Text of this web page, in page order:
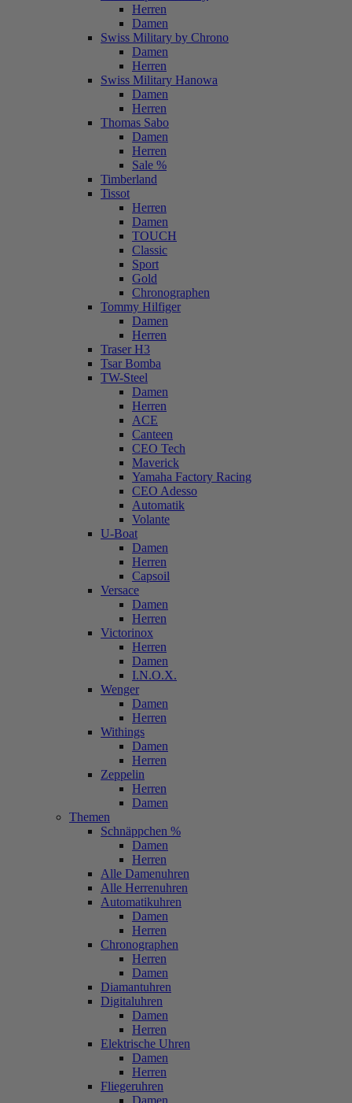
Herren
Damen
Swiss Military by Chrono
Damen
Herren
Swiss Military Hanowa
Damen
Herren
Thomas Sabo
Damen
Herren
Sale %
Timberland
Tissot
Herren
Damen
TOUCH
Classic
Sport
Gold
Chronographen
Tommy Hilfiger
Damen
Herren
Traser H3
Tsar Bomba
TW-Steel
Damen
Herren
ACE
Canteen
CEO Tech
Maverick
Yamaha Factory Racing
CEO Adesso
Automatik
Volante
U-Boat
Damen
Herren
Capsoil
Versace
Damen
Herren
Victorinox
Herren
Damen
I.N.O.X.
Wenger
Damen
Herren
Withings
Damen
Herren
Zeppelin
Herren
Damen
Themen
Schnäppchen %
Damen
Herren
Alle Damenuhren
Alle Herrenuhren
Automatikuhren
Damen
Herren
Chronographen
Herren
Damen
Diamantuhren
Digitaluhren
Damen
Herren
Elektrische Uhren
Damen
Herren
Fliegeruhren
Damen